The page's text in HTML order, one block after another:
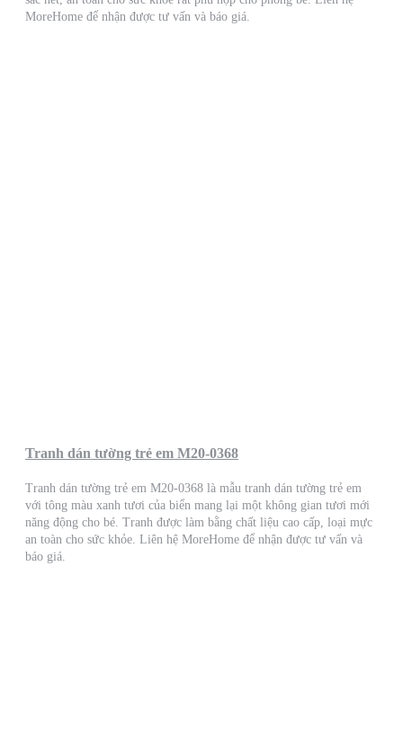
MoreHome để nhận được tư vấn và báo giá.
Tranh dán tường trẻ em M20-0368
Tranh dán tường trẻ em M20-0368 là mẫu tranh dán tường trẻ em
với tông màu xanh tươi của biển mang lại một không gian tươi mới
năng động cho bé. Tranh được làm bằng chất liệu cao cấp, loại mực
an toàn cho sức khỏe. Liên hệ MoreHome để nhận được tư vấn và
báo giá.